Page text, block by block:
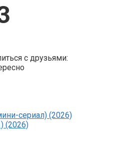
с друзьями:
сериал) (2026)
(2026)